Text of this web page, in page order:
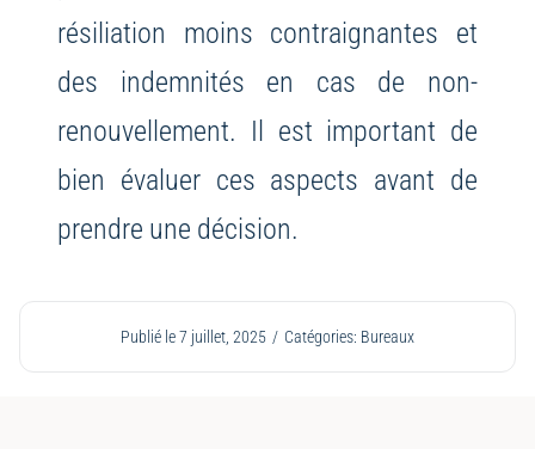
résiliation moins contraignantes et
des indemnités en cas de non-
renouvellement. Il est important de
bien évaluer ces aspects avant de
prendre une décision.
Publié le 7 juillet, 2025 / Catégories: Bureaux